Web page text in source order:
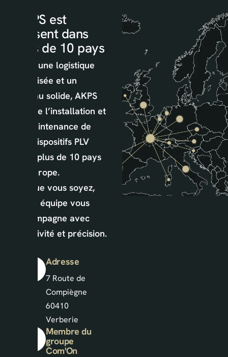
vide
AKPS est
présent dans
plus de 10 pays
Avec une logistique
maîtrisée et un
réseau solide, AKPS
assure l’installation et
la maintenance de
vos dispositifs PLV
dans plus de 10 pays
en Europe.
Où que vous soyez,
notre équipe vous
accompagne avec
réactivité et précision.
Adresse
7 Route de
Compiègne
60410
Verberie
Membre du
groupe
Com'On